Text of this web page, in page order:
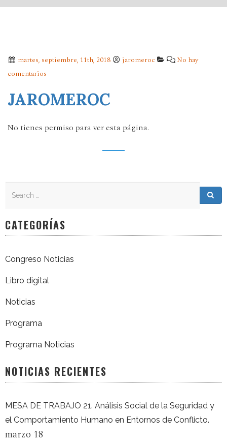
martes, septiembre, 11th, 2018 jaromeroc
No hay
comentarios
JAROMEROC
No tienes permiso para ver esta página.
CATEGORÍAS
Congreso Noticias
Libro digital
Noticias
Programa
Programa Noticias
NOTICIAS RECIENTES
MESA DE TRABAJO 21. Análisis Social de la Seguridad y
el Comportamiento Humano en Entornos de Conflicto.
marzo 18